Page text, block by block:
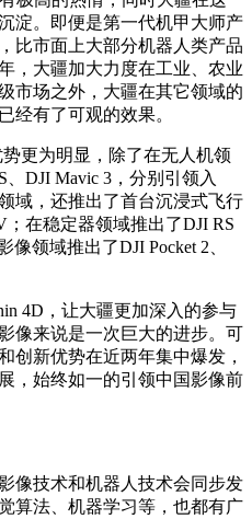
淀。即便是第一代机甲大师产
比市面上大部分机器人类产品
，大疆加大力度在工业、农业
市场之外，大疆在其它领域的
经有了可观的效果。
更为明显，除了在无人机领
DJI Mavic 3，分别引领入
域，还推出了首台沉浸式飞行
在稳定器领域推出了DJI RS
像领域推出了DJI Pocket 2、
4D，让大疆更加深入的参与
像来说是一次巨大的进步。可
创新优势在近两年集中爆发，
，始终如一的引领中国影像前
像技术和机器人技术会同步发
算法、机器学习等，也都有广